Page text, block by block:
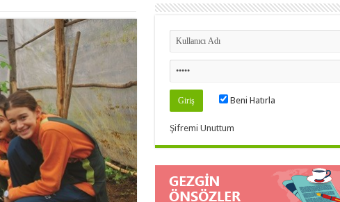
Beni Hatırla
Şifremi Unuttum